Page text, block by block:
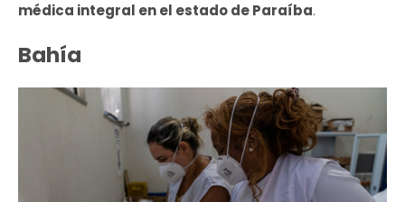
médica integral en el estado de Paraíba.
Bahía